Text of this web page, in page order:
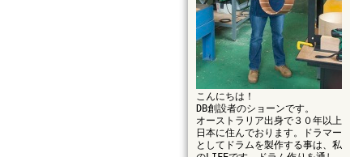
こんにちは！
DB創設者のショーンです。
オーストラリア出身で３０年以上
日本に住んでおります。ドラマー
としてドラムを製作する事は、私